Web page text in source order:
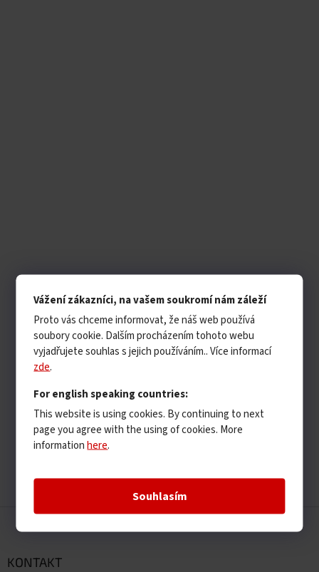
Vážení zákazníci, na vašem soukromí nám záleží
Proto vás chceme informovat, že náš web používá
soubory cookie. Dalším procházením tohoto webu
vyjadřujete souhlas s jejich používáním.. Více informací
zde.
For english speaking countries:
This website is using cookies. By continuing to next
page you agree with the using of cookies. More
informationhere.
Souhlasím
KONTAKT